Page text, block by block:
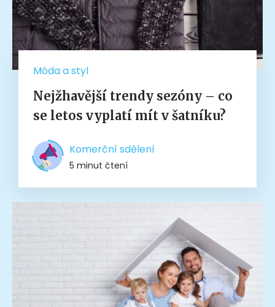
Móda a styl
Nejžhavější trendy sezóny – co
se letos vyplatí mít v šatníku?
Komerční sdělení
5 minut čtení